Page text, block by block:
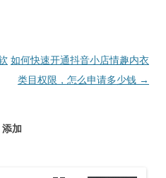
如何快速开通抖音小店情趣内衣
类目权限，怎么申请多少钱 →
添加